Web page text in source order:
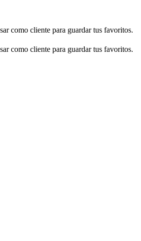
como cliente para guardar tus favoritos.
como cliente para guardar tus favoritos.